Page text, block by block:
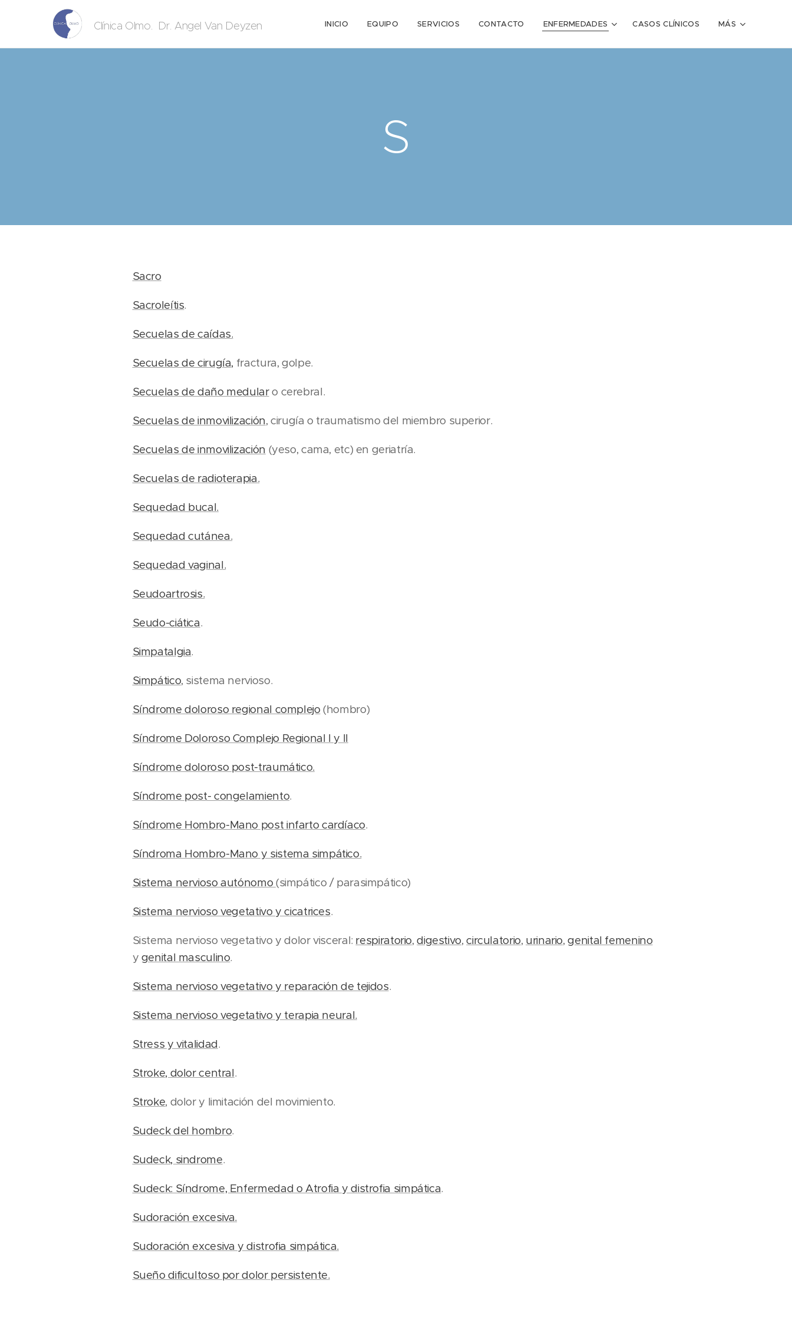
Clínica Olmo. Dr. Angel Van Deyzen INICIO EQUIPO SERVICIOS CONTACTO ENFERMEDADES CASOS CLÍNICOS MÁS
S
Sacro
Sacroleítis.
Secuelas de caídas.
Secuelas de cirugía, fractura, golpe.
Secuelas de daño medularo cerebral.
Secuelas de inmovilización, cirugía o traumatismo del miembro superior.
Secuelas de inmovilización (yeso, cama, etc) en geriatría.
Secuelas de radioterapia.
Sequedad bucal.
Sequedad cutánea.
Sequedad vaginal.
Seudoartrosis.
Seudo-ciática.
Simpatalgia.
Simpático, sistema nervioso.
Síndrome doloroso regional complejo (hombro)
Síndrome Doloroso Complejo Regional I y II
Síndrome doloroso post-traumático.
Síndrome post- congelamiento.
Síndrome Hombro-Mano post infarto cardíaco.
Síndroma Hombro-Mano y sistema simpático.
Sistema nervioso autónomo (simpático / parasimpático)
Sistema nervioso vegetativo y cicatrices.
Sistema nervioso vegetativo y dolor visceral: respiratorio,digestivo,circulatorio, urinario,genital femenino
y genital masculino.
Sistema nervioso vegetativo y reparación de tejidos.
Sistema nervioso vegetativo y terapia neural.
Stress y vitalidad.
Stroke, dolor central.
Stroke, dolor y limitación del movimiento.
Sudeck del hombro.
Sudeck, sindrome.
Sudeck: Síndrome, Enfermedad o Atrofia y distrofia simpática.
Sudoración excesiva.
Sudoración excesiva y distrofia simpática.
Sueño dificultoso por dolor persistente.